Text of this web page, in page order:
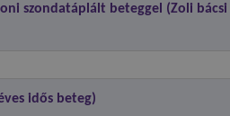
szondatáplált beteggel (Zoli bácsi
idős beteg)